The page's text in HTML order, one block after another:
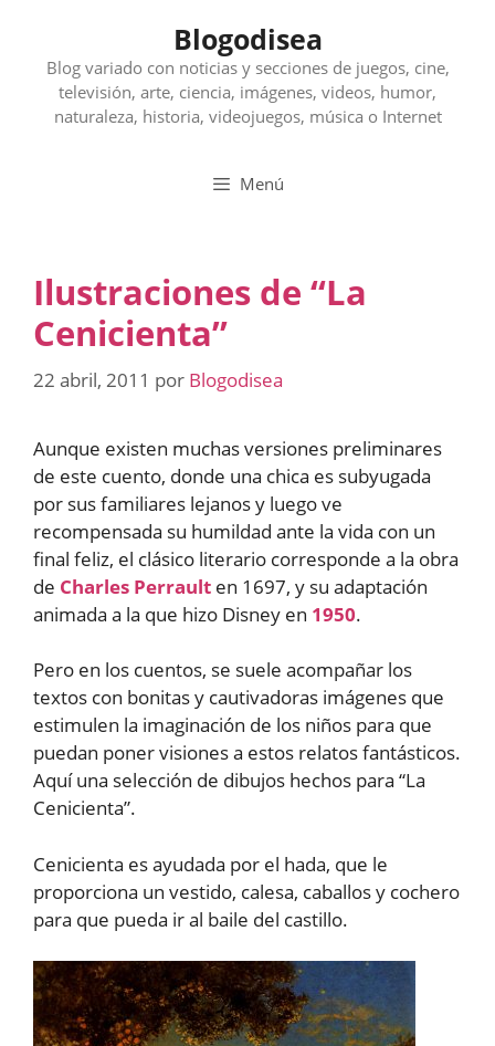
contenido
Blogodisea
Blog variado con noticias y secciones de juegos, cine,
televisión, arte, ciencia, imágenes, videos, humor,
naturaleza, historia, videojuegos, música o Internet
Menú
Ilustraciones de “La
Cenicienta”
22 abril, 2011 por Blogodisea
Aunque existen muchas versiones preliminares
de este cuento, donde una chica es subyugada
por sus familiares lejanos y luego ve
recompensada su humildad ante la vida con un
final feliz, el clásico literario corresponde a la obra
de Charles Perrault en 1697, y su adaptación
animada a la que hizo Disney en 1950.
Pero en los cuentos, se suele acompañar los
textos con bonitas y cautivadoras imágenes que
estimulen la imaginación de los niños para que
puedan poner visiones a estos relatos fantásticos.
Aquí una selección de dibujos hechos para “La
Cenicienta”.
Cenicienta es ayudada por el hada, que le
proporciona un vestido, calesa, caballos y cochero
para que pueda ir al baile del castillo.